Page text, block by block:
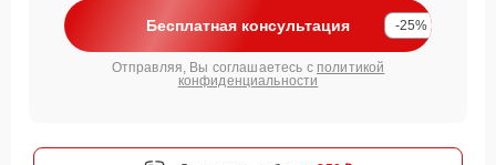
Бесплатная консультация -25%
Отправляя, Вы соглашаетесь с политикой
конфиденциальности